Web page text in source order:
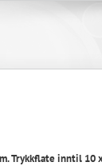
Trykkflate inntil